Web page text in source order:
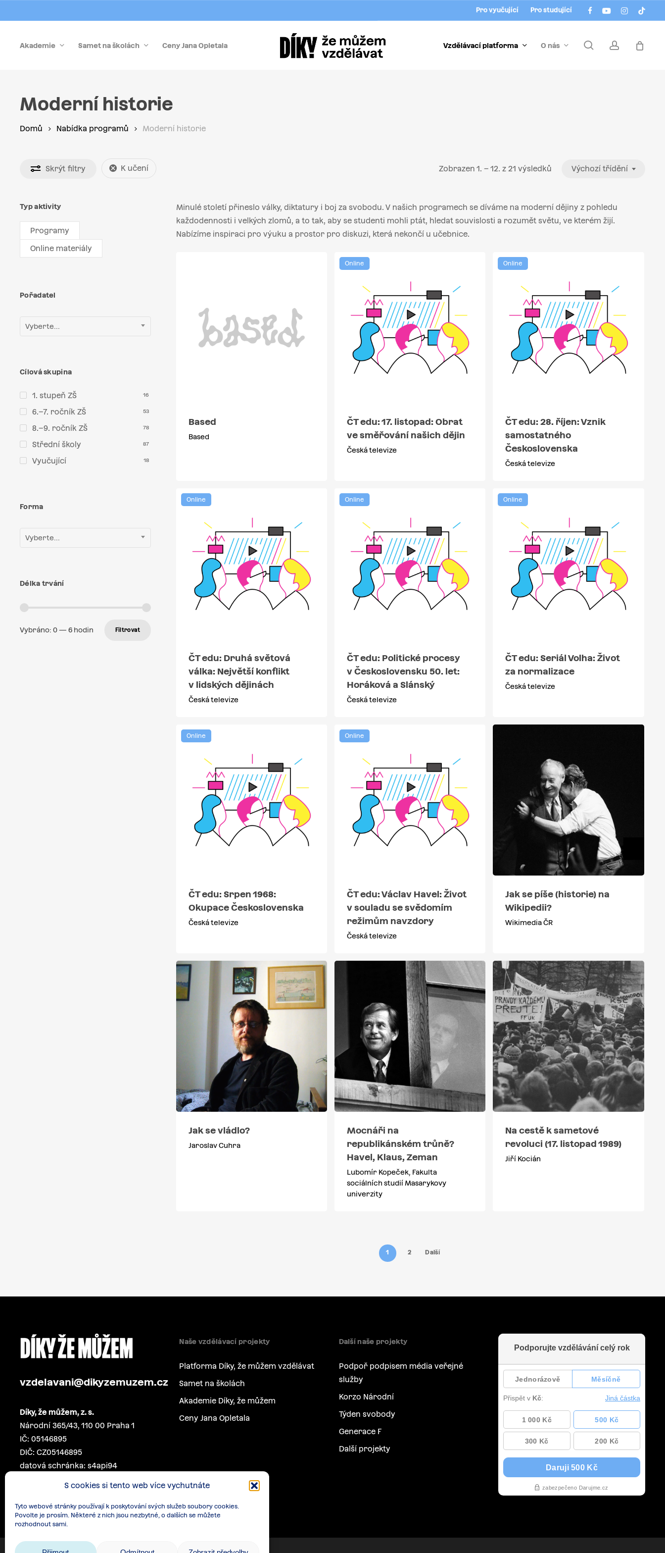
S cookies si tento web více vychutnáte
Tyto webové stránky používají k poskytování svých služeb soubory cookies.
Povolte je prosím. Některé z nich jsou nezbytné, o dalších se můžete
rozhodnout sami.
to
content
facebookyoutubeinstagram
tiktok
Pro vyučující Pro studující
Akademie Samet na školách Ceny Jana Opletala Vzdělávací platforma O nás searchaccount
Moderní historie
Domů Nabídka programů Moderní historie
Skrýt filtry K učení Zobrazen 1. – 12. z 21 výsledků Výchozí třídění
Typ aktivity
Programy
Online materiály
Pořadatel
Vyberte...
Cílová skupina
1. stupeň ZŠ 16
6.–7. ročník ZŠ 53
8.–9. ročník ZŠ 78
Střední školy 87
Vyučující 18
Forma
Vyberte...
Délka trvání
Vybráno: 0— 6 hodin Filtrovat
Minulé století přineslo války, diktatury i boj za svobodu. V našich programech se díváme na moderní dějiny z pohledu
každodennosti i velkých zlomů, a to tak, aby se studenti mohli ptát, hledat souvislosti a rozumět světu, ve kterém žijí.
Nabízíme inspiraci pro výuku a prostor pro diskuzi, která nekončí u učebnice.
Based
Based
Online
ČT edu: 17. listopad: Obrat
ve směřování našich dějin
Česká televize
Online
ČT edu: 28. říjen: Vznik
samostatného
Československa
Česká televize
Online
ČT edu: Druhá světová
válka: Největší konflikt
v lidských dějinách
Česká televize
Online
ČT edu: Politické procesy
v Československu 50. let:
Horáková a Slánský
Česká televize
Online
ČT edu: Seriál Volha: Život
za normalizace
Česká televize
Online
ČT edu: Srpen 1968:
Okupace Československa
Česká televize
Online
ČT edu: Václav Havel: Život
v souladu se svědomím
režimům navzdory
Česká televize
Jak se píše (historie) na
Wikipedii?
Wikimedia ČR
Jak se vládlo?
Jaroslav Cuhra
Mocnáři na
republikánském trůně?
Havel, Klaus, Zeman
Lubomír Kopeček, Fakulta
sociálních studií Masarykovy
univerzity
Na cestě k sametové
revoluci (17. listopad 1989)
Jiří Kocián
1 2 Další
vzdelavani@dikyzemuzem.cz
Díky, že můžem, z. s.
Národní 365/43, 110 00 Praha 1
IČ: 05146895
DIČ: CZ05146895
datová schránka: s4api94
Naše vzdělávací projekty
Platforma Díky, že můžem vzdělávat
Samet na školách
Akademie Díky, že můžem
Ceny Jana Opletala
Další naše projekty
Podpoř podpisem média veřejné
služby
Korzo Národní
Týden svobody
Generace F
Další projekty
Menu